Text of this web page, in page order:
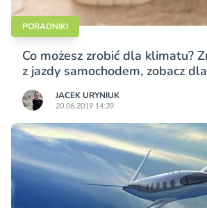
PORADNIKI
Co możesz zrobić dla klimatu?
z jazdy samochodem, zobacz
JACEK URYNIUK
20.06.2019 14:39